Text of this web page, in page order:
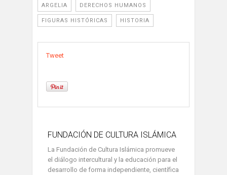
ARGELIA DERECHOS HUMANOS
FIGURAS HISTÓRICAS HISTORIA
Tweet
FUNDACIÓN DE CULTURA ISLÁMICA
La Fundación de Cultura Islámica promueve
el diálogo intercultural y la educación para el
desarrollo de forma independiente, científica